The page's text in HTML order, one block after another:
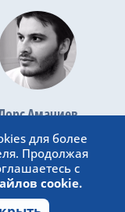
Амачиев
Основатель сайта
www.linkedin.com/
для более
Продолжая
с
cookie.